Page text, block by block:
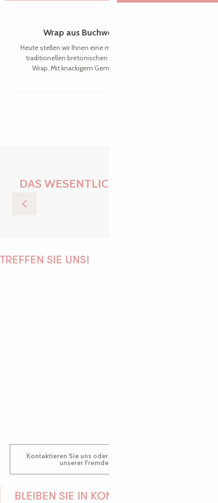
Wrap aus Buchweizenpfannkuchen
Heute stellen wir Ihnen eine moderne und leichte Version der
traditionellen bretonischen Galette vor: den Buchweizen-
Wrap. Mit knackigem Gemüse, Ziegenfrischkäse und...
DAS WESENTLICHE KULTIVIEREN
TREFFEN SIE UNS!
Kontaktieren Sie uns oder besuchen Sie uns in einem
unserer Fremdenverkehrsbüros.
BLEIBEN SIE IN KONTAKT!